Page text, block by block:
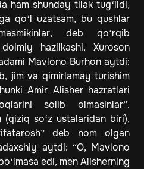
ham shunday tilak tug‘ildi,
qo‘l uzatsam, bu qushlar
deb qo‘rqib
hazilkashi, Xuroson
Mavlono Burhon aytdi:
jim va qimirlamay turishim
Amir Alisher hazratlari
solib olmasinlar”.
(qiziq so‘z ustalaridan biri),
deb nom olgan
aytdi: “O, Mavlono
edi, men Alisherning